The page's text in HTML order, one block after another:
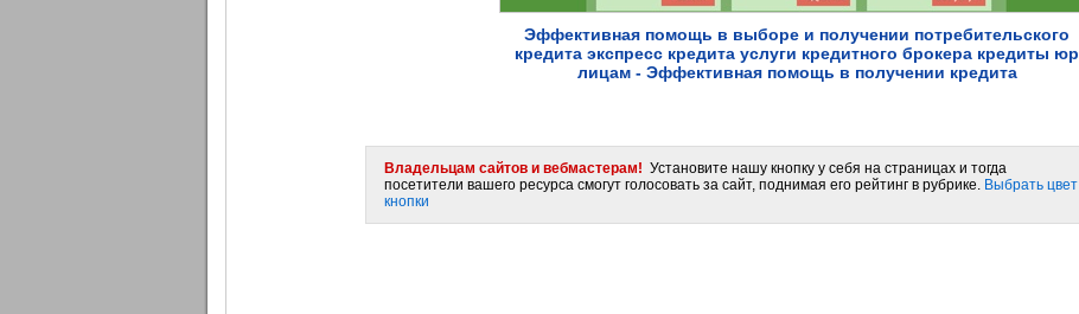
Эффективная помощь в выборе и получении потребительского
кредита экспресс кредита услуги кредитного брокера кредиты юр
лицам - Эффективная помощь в получении кредита
Владельцам сайтов и вебмастерам! Установите нашу кнопку у себя на страницах и тогда
посетители вашего ресурса смогут голосовать за сайт, поднимая его рейтинг в рубрике. Выбрать цвет
кнопки